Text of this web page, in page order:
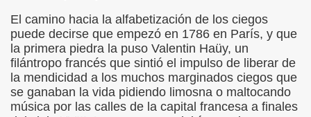
El camino hacia la alfabetización de los ciegos
puede decirse que empezó en 1786 en París, y que
la primera piedra la puso Valentin Haüy, un
filántropo francés que sintió el impulso de liberar de
la mendicidad a los muchos marginados ciegos que
se ganaban la vida pidiendo limosna o maltocando
música por las calles de la capital francesa a finales
(Puri Águila)
las Oposiciones (Elena Rodrigo)
(Luis Eduardo Martínez)